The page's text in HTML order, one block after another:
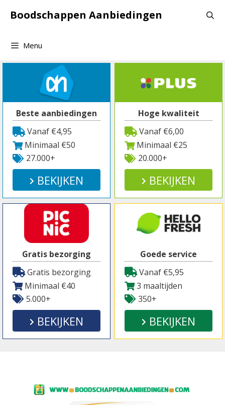
naarBoodschappen Aanbiedingen
Menu
Beste aanbiedingen
Vanaf €4,95
Minimaal €50
27.000+
BEKIJKEN
Hoge kwaliteit
Vanaf €6,00
Minimaal €25
20.000+
BEKIJKEN
Gratis bezorging
Gratis bezorging
Minimaal €40
5.000+
BEKIJKEN
Goede service
Vanaf €5,95
3 maaltijden
350+
BEKIJKEN